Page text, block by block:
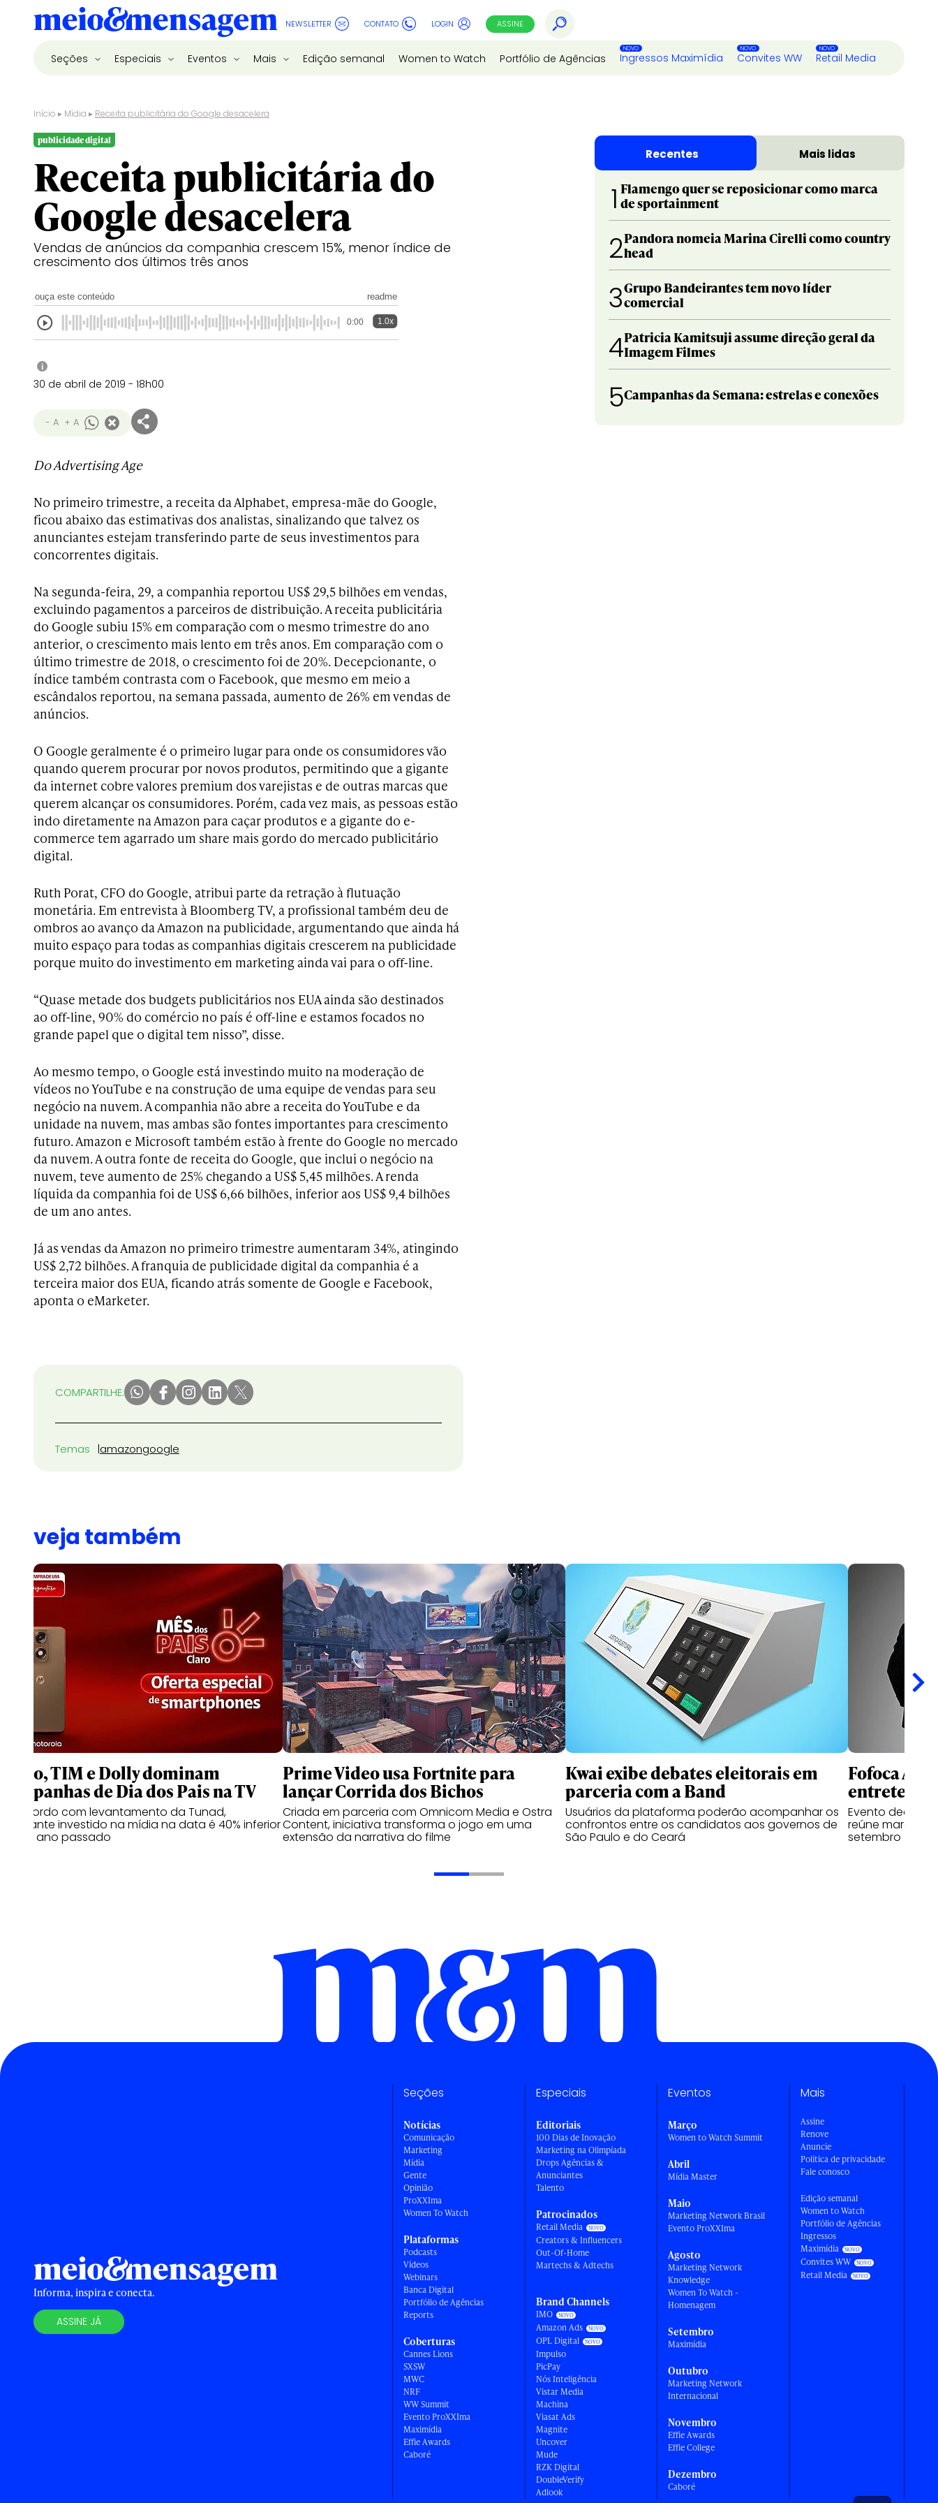
NEWSLETTER CONTATO LOGIN ASSINE
Seções Especiais Eventos Mais Edição semanal Women to Watch Portfólio de Agências Ingressos Maximídia Convites WW Retail Media
Início ▸ Mídia ▸ Receita publicitária do Google desacelera
publicidade digital
Receita publicitária do
Google desacelera
Vendas de anúncios da companhia crescem 15%, menor índice de
crescimento dos últimos três anos
ouça este conteúdo readme
0:00 1.0x
i
30 de abril de 2019 - 18h00
- A + A
Do Advertising Age
No primeiro trimestre, a receita da Alphabet, empresa-mãe do Google,
ficou abaixo das estimativas dos analistas, sinalizando que talvez os
anunciantes estejam transferindo parte de seus investimentos para
concorrentes digitais.
Na segunda-feira, 29, a companhia reportou US$ 29,5 bilhões em vendas,
excluindo pagamentos a parceiros de distribuição. A receita publicitária
do Google subiu 15% em comparação com o mesmo trimestre do ano
anterior, o crescimento mais lento em três anos. Em comparação com o
último trimestre de 2018, o crescimento foi de 20%. Decepcionante, o
índice também contrasta com o Facebook, que mesmo em meio a
escândalos reportou, na semana passada, aumento de 26% em vendas de
anúncios.
O Google geralmente é o primeiro lugar para onde os consumidores vão
quando querem procurar por novos produtos, permitindo que a gigante
da internet cobre valores premium dos varejistas e de outras marcas que
querem alcançar os consumidores. Porém, cada vez mais, as pessoas estão
indo diretamente na Amazon para caçar produtos e a gigante do e-
commerce tem agarrado um share mais gordo do mercado publicitário
digital.
Ruth Porat, CFO do Google, atribui parte da retração à flutuação
monetária. Em entrevista à Bloomberg TV, a profissional também deu de
ombros ao avanço da Amazon na publicidade, argumentando que ainda há
muito espaço para todas as companhias digitais crescerem na publicidade
porque muito do investimento em marketing ainda vai para o off-line.
“Quase metade dos budgets publicitários nos EUA ainda são destinados
ao off-line, 90% do comércio no país é off-line e estamos focados no
grande papel que o digital tem nisso”, disse.
Ao mesmo tempo, o Google está investindo muito na moderação de
vídeos no YouTube e na construção de uma equipe de vendas para seu
negócio na nuvem. A companhia não abre a receita do YouTube e da
unidade na nuvem, mas ambas são fontes importantes para crescimento
futuro. Amazon e Microsoft também estão à frente do Google no mercado
da nuvem. A outra fonte de receita do Google, que inclui o negócio na
nuvem, teve aumento de 25% chegando a US$ 5,45 milhões. A renda
líquida da companhia foi de US$ 6,66 bilhões, inferior aos US$ 9,4 bilhões
de um ano antes.
Já as vendas da Amazon no primeiro trimestre aumentaram 34%, atingindo
US$ 2,72 bilhões. A franquia de publicidade digital da companhia é a
terceira maior dos EUA, ficando atrás somente de Google e Facebook,
aponta o eMarketer.
COMPARTILHE:
Temas amazongoogle
Recentes Mais lidas
1 Flamengo quer se reposicionar como marca
de sportainment
2Pandora nomeia Marina Cirelli como country
head
3Grupo Bandeirantes tem novo líder
comercial
4Patricia Kamitsuji assume direção geral da
Imagem Filmes
5Campanhas da Semana: estrelas e conexões
veja também
Claro, TIM e Dolly dominam
campanhas de Dia dos Pais na TV
De acordo com levantamento da Tunad,
montante investido na mídia na data é 40% inferior
ao do ano passado
Prime Video usa Fortnite para
lançar Corrida dos Bichos
Criada em parceria com Omnicom Media e Ostra
Content, iniciativa transforma o jogo em uma
extensão da narrativa do filme
Kwai exibe debates eleitorais em
parceria com a Band
Usuários da plataforma poderão acompanhar os
confrontos entre os candidatos aos governos de
São Paulo e do Ceará
Fofoca
Evento
reúne marcas,
setembro
Informa, inspira e conecta.
ASSINE JÁ
Seções
Notícias
Comunicação
Marketing
Mídia
Gente
Opinião
ProXXIma
Women To Watch
Plataformas
Podcasts
Vídeos
Webinars
Banca Digital
Portfólio de Agências
Reports
Coberturas
Cannes Lions
SXSW
MWC
NRF
WW Summit
Evento ProXXIma
Maximídia
Effie Awards
Caboré
Especiais
Editoriais
100 Dias de Inovação
Marketing na Olimpíada
Drops Agências &
Anunciantes
Talento
Patrocinados
Retail Media
Creators & Influencers
Out-Of-Home
Martechs & Adtechs
Brand Channels
IMO
Amazon Ads
OPL Digital
Impulso
PicPay
Nós Inteligência
Vistar Media
Machina
Viasat Ads
Magnite
Uncover
Mude
RZK Digital
DoubleVerify
Adlook
Eventos
Março
Women to Watch Summit
Abril
Mídia Master
Maio
Marketing Network Brasil
Evento ProXXIma
Agosto
Marketing Network
Knowledge
Women To Watch -
Homenagem
Setembro
Maximídia
Outubro
Marketing Network
Internacional
Novembro
Effie Awards
Effie College
Dezembro
Caboré
Mais
Assine
Renove
Anuncie
Política de privacidade
Fale conosco
Edição semanal
Women to Watch
Portfólio de Agências
Ingressos
Maximídia
Convites WW
Retail Media